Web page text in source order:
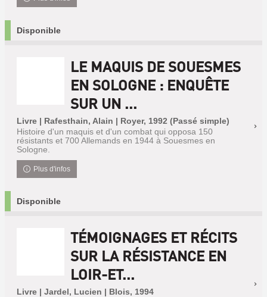
Disponible
LE MAQUIS DE SOUESMES
EN SOLOGNE : ENQUÊTE
SUR UN ...
Livre | Rafesthain, Alain | Royer, 1992 (Passé simple)
Histoire d'un maquis et d'un combat qui opposa 150
résistants et 700 Allemands en 1944 à Souesmes en
Sologne.
Plus d'infos
Disponible
TÉMOIGNAGES ET RÉCITS
SUR LA RÉSISTANCE EN
LOIR-ET...
Livre | Jardel, Lucien | Blois, 1994